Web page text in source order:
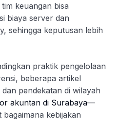
keuangan bisa
biaya server dan
sehingga keputusan lebih
praktik pengelolaan
beberapa artikel
pendekatan di wilayah
akuntan di Surabaya—
kebijakan